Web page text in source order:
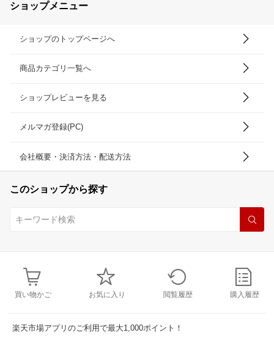
ショップメニュー
ショップのトップページへ
商品カテゴリ一覧へ
ショップレビューを見る
メルマガ登録(PC)
会社概要・決済方法・配送方法
このショップから探す
買い物かご お気に入り 閲覧履歴 購入履歴
楽天市場アプリのご利用で最大1,000ポイント！